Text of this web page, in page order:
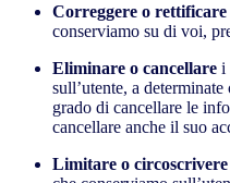
Correggere o rettificare
conserviamo su di voi,
Eliminare o cancellare i
sull’utente, a
grado di cancellare le
cancellare anche il suo
Limitare o circoscrivere